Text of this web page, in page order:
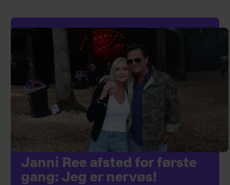
Janni Ree afsted for første
gang: Jeg er nervøs!